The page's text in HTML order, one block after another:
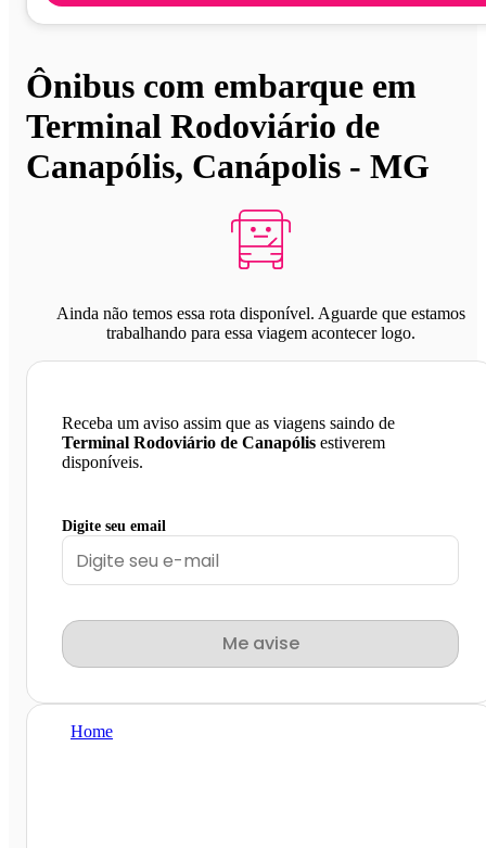
Ônibus com embarque em
Terminal Rodoviário de
Canapólis, Canápolis - MG
Ainda não temos essa rota disponível. Aguarde que estamos
trabalhando para essa viagem acontecer logo.
Receba um aviso assim que as viagens saindo de
Terminal Rodoviário de Canapólis estiverem
disponíveis.
Digite seu email
Me avise
Home